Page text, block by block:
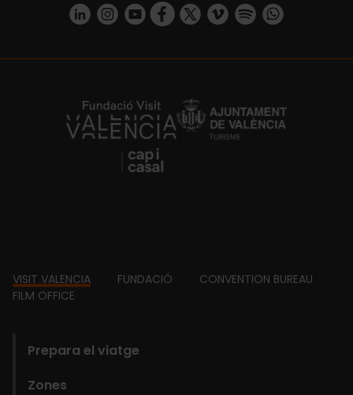
https://www.linkedin.com/company/turismo-valencia/mycompany/
https://www.instagram.com/visit_valencia/
https://www.youtube.com/user/
https://www.facebook.com/
https://twitter.com/
https://vimeo.com/
https://https://api.whatsapp.com/
https://fundacion.visitvalencia.com/
Footer
VISIT VALENCIA FUNDACIÓ
CONVENTION BUREAU
FILM OFFICE
Prepara el viatge
Zones